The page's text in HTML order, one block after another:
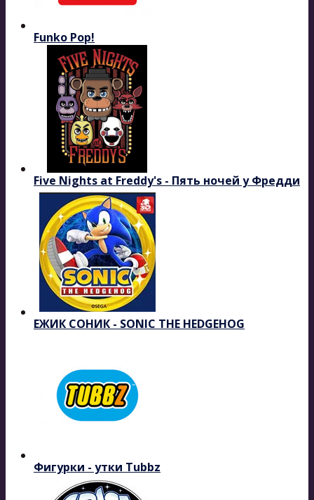
Funko Pop!
Five Nights at Freddy's - Пять ночей у Фредди
ЕЖИК СОНИК - SONIC THE HEDGEHOG
Фигурки - утки Tubbz